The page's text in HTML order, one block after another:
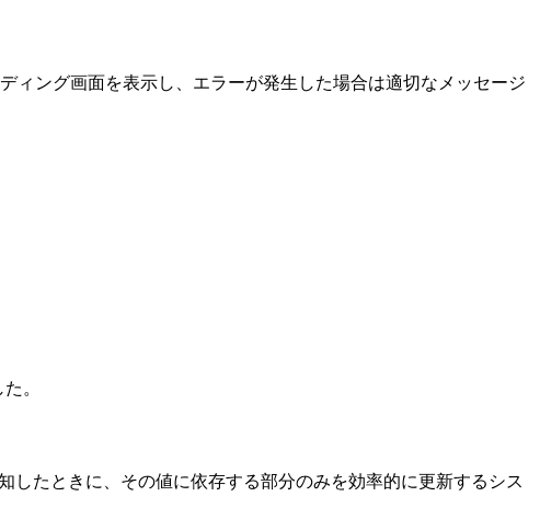
ィング画面を表示し、エラーが発生した場合は適切なメッセージ
。
たときに、その値に依存する部分のみを効率的に更新するシス